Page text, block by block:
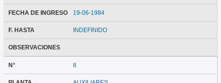
FECHA DE INGRESO 19-06-1984
F. HASTA INDEFINIDO
OBSERVACIONES
N° 8